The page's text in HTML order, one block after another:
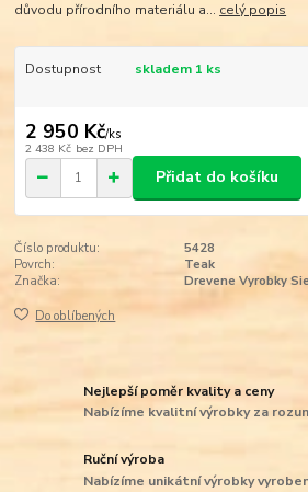
důvodu přírodního materiálu a... celý popis
Dostupnost skladem 1 ks
2 950 Kč/ks
2 438 Kč bez DPH
Přidat do košíku
Číslo produktu:
5428
Povrch:
Teak
Značka:
Drevene Vyrobky
Do oblíbených
Nejlepší poměr kvality a ceny
Nabízíme kvalitní výrobky za
Ruční výroba
Nabízíme unikátní výrobky